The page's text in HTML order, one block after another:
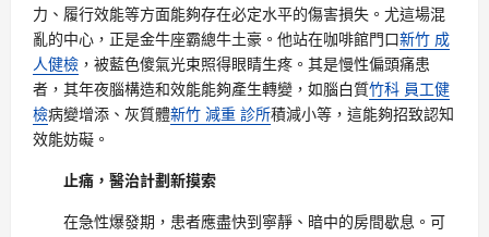
力、履行效能等方面能夠存在必定水平的傷害損失。尤這場混
亂的中心，正是金牛座霸總牛土豪。他站在咖啡館門口新竹 成
人健檢 ，被藍色傻氣光束照得眼睛生疼。其是慢性偏頭痛患
者，其年夜腦構造和效能能夠產生轉變，如腦白質竹科 員工健
檢病變增添、灰質體新竹 減重 診所積減小等，這能夠招致認知
效能妨礙。
止痛，醫治計劃新摸索
在急性爆發期，患者應盡快到寧靜、暗中的房間歇息。可